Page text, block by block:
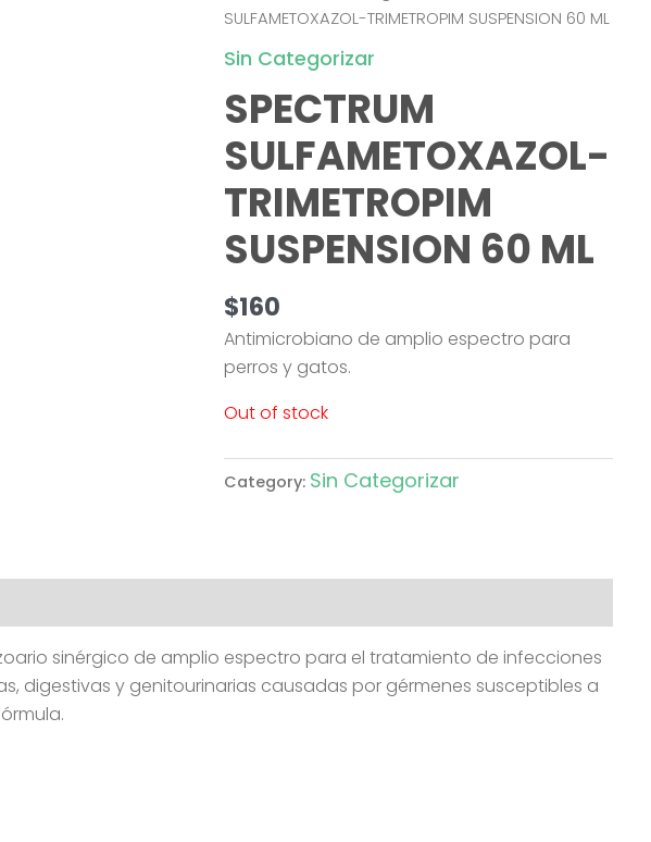
SULFAMETOXAZOL-TRIMETROPIM SUSPENSION 60 ML
Sin Categorizar
SPECTRUM
SULFAMETOXAZOL-
TRIMETROPIM
SUSPENSION 60 ML
$160
Antimicrobiano de amplio espectro para
perros y gatos.
Out of stock
Category: Sin Categorizar
sinérgico de amplio espectro para el tratamiento de infecciones
digestivas y genitourinarias causadas por gérmenes susceptibles a